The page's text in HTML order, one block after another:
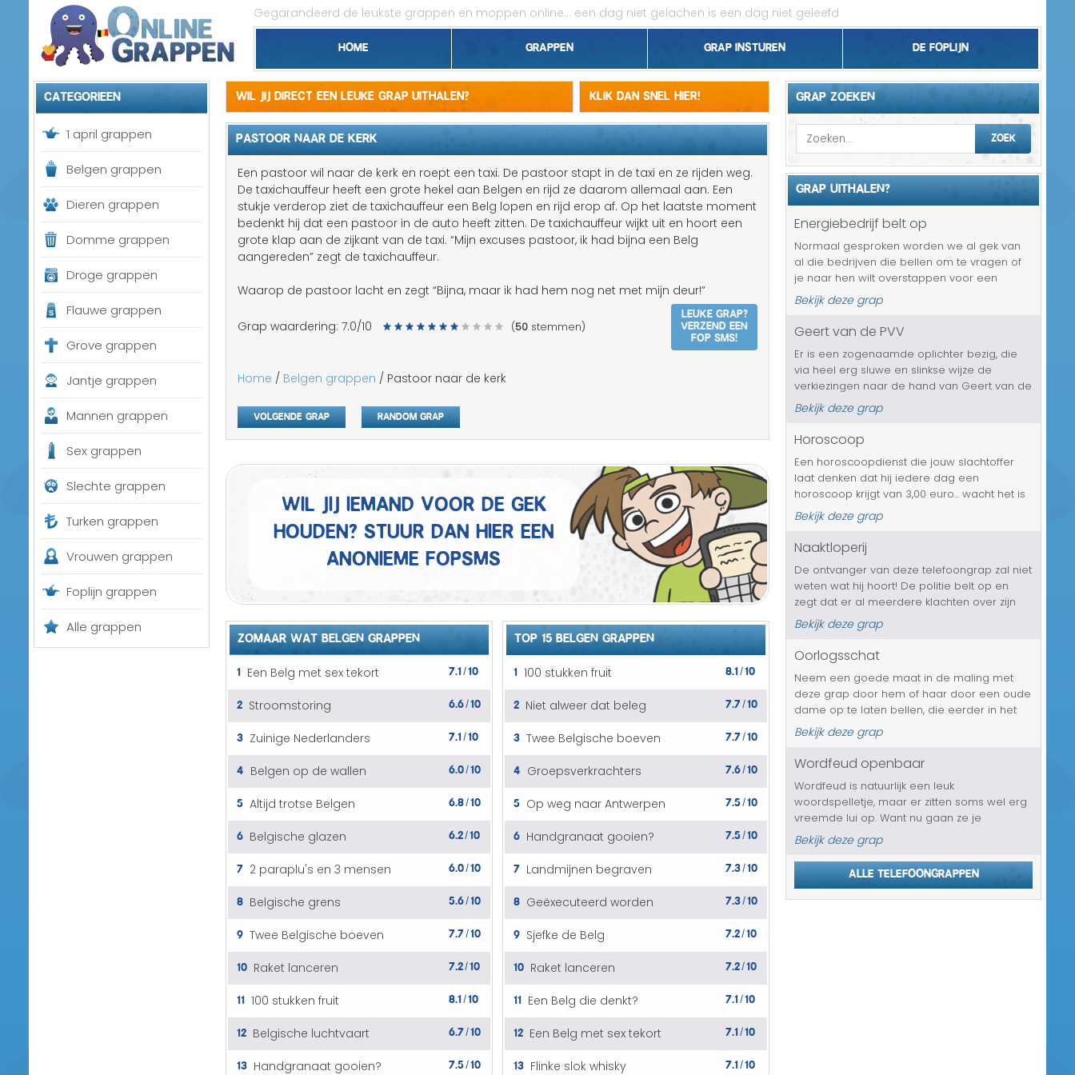
Gegarandeerd de leukste grappen en moppen online... een dag niet gelachen is een dag niet geleefd
Home Grappen
Belgen grappen
Domme grappen
Droge grappen
Jantje grappen
Mannen grappen
Slechte grappen
Vrouwen grappen
Grap insturen De foplijn
Bel grappen
Topgrappen
18+ en Relatie
Zakelijk/Studie
Geld/Belasting
Buurt/Gemeente
Pakket/Bestelling
Transport/Verkeer
Kerst/Sinterklaas
Categorieen
1 april grappen
Belgen grappen
Dieren grappen
Domme grappen
Droge grappen
Flauwe grappen
Grove grappen
Jantje grappen
Mannen grappen
Sex grappen
Slechte grappen
Turken grappen
Vrouwen grappen
Foplijn grappen
Alle grappen
Wil jij direct een leuke grap uithalen? Klik dan snel hier!
PASTOOR NAAR DE KERK
Een pastoor wil naar de kerk en roept een taxi. De pastoor stapt in de taxi en ze rijden weg.
De taxichauffeur heeft een grote hekel aan Belgen en rijd ze daarom allemaal aan. Een
stukje verderop ziet de taxichauffeur een Belg lopen en rijd erop af. Op het laatste moment
bedenkt hij dat een pastoor in de auto heeft zitten. De taxichauffeur wijkt uit en hoort een
grote klap aan de zijkant van de taxi. “Mijn excuses pastoor, ik had bijna een Belg
aangereden” zegt de taxichauffeur.
Waarop de pastoor lacht en zegt “Bijna, maar ik had hem nog net met mijn deur!”
Grap waardering: 7.0/10 (50 stemmen)
Leuke grap?
Verzend een
fop SMS!
Home / Belgen grappen / Pastoor naar de kerk
Volgende grap Random grap
Wil jij iemand voor de gek
houden? Stuur dan hier een
anonieme fopSMS
ZOMAAR WAT BELGEN GRAPPEN
1 Een Belg met sex tekort 7.1/10
2 Stroomstoring 6.6/10
3 Zuinige Nederlanders 7.1/10
4 Belgen op de wallen 6.0/10
5 Altijd trotse Belgen 6.8/10
6 Belgische glazen 6.2/10
7 2 paraplu's en 3 mensen 6.0/10
8 Belgische grens 5.6/10
9 Twee Belgische boeven 7.7/10
10 Raket lanceren 7.2/10
11 100 stukken fruit 8.1/10
12 Belgische luchtvaart 6.7/10
13 Handgranaat gooien? 7.5/10
TOP 15 BELGEN GRAPPEN
1 100 stukken fruit 8.1/10
2 Niet alweer dat beleg 7.7/10
3 Twee Belgische boeven 7.7/10
4 Groepsverkrachters 7.6/10
5 Op weg naar Antwerpen 7.5/10
6 Handgranaat gooien? 7.5/10
7 Landmijnen begraven 7.3/10
8 Geëxecuteerd worden 7.3/10
9 Sjefke de Belg 7.2/10
10 Raket lanceren 7.2/10
11 Een Belg die denkt? 7.1/10
12 Een Belg met sex tekort 7.1/10
13 Flinke slok whisky 7.1/10
GRAP ZOEKEN
ZOEK
GRAP UITHALEN?
Energiebedrijf belt op
Normaal gesproken worden we al gek van
al die bedrijven die bellen om te vragen of
je naar hen wilt overstappen voor een
betere deal en een mooier pakket. Maar bij
deze grap is het pas echt erg. Want degene
die in de maling genomen wordt kr...
Bekijk deze grap
Geert van de PVV
Er is een zogenaamde oplichter bezig, die
via heel erg sluwe en slinkse wijze de
verkiezingen naar de hand van Geert van de
PVV te zetten. Jouw slachtoffer wordt door
deze persoon gevraagd om fraude tijdens
het stemmen te plegen. En nee, ni...
Bekijk deze grap
Horoscoop
Een horoscoopdienst die jouw slachtoffer
laat denken dat hij iedere dag een
horoscoop krijgt van 3,00 euro... wacht het is
ondertussen al naar 6.00 opgelopen....
Bekijk deze grap
Naaktloperij
De ontvanger van deze telefoongrap zal niet
weten wat hij hoort! De politie belt op en
zegt dat er al meerdere klachten over zijn
naaktloperij in huis zijn binnen gekomen. Hij
staat de hele tijd bloot voor het raam en
daar houden de buren h...
Bekijk deze grap
Oorlogsschat
Neem een goede maat in de maling met
deze grap door hem of haar door een oude
dame op te laten bellen, die eerder in het
huis waar het slachtoffer woont heeft
geleefd. Er schijnt in de tuin iets uit de oorlog
begraven te liggen. Iets wat wa...
Bekijk deze grap
Wordfeud openbaar
Wordfeud is natuurlijk een leuk
woordspelletje, maar er zitten soms wel erg
vreemde lui op. Want nu gaan ze je
slachtoffer ineens opbellen, omdat zijn
nummer openbaar is en dus iedereen via
Wordfeud deze kan zien. En ze gaan meteen
maar eve...
Bekijk deze grap
Alle telefoongrappen